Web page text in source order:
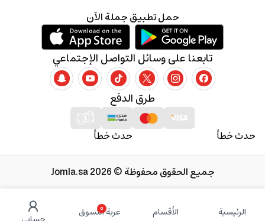
الرئيسية الأقسام 0
عربة التسوق
حدث خطأ حدث خطأ
طرق الدفع
تابعنا على وسائل التواصل الإجتماعي
حمل تطبيق جملة الآن
جميع الحقوق محفوظة © 2026 Jomla.sa